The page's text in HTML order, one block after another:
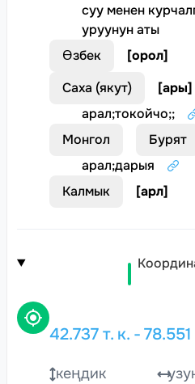
суу менен
уруунун аты
Өзбек
[орол]
Саха (якут)
[ары]
арал;токойчо;;
Монгол
Бурят
арал;дарыя
Калмык
[арл]
42.737 т. к. - 78.551
кеңдик